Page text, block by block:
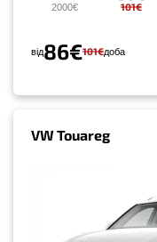
2000€ 101€
від86€101€доба
VW Touareg